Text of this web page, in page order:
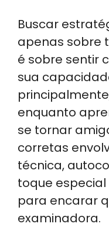
Buscar
apenas sobre
é sobre sentir
sua
enquanto
se tornar
corretas
técnica,
toque
para encarar
examinadora.